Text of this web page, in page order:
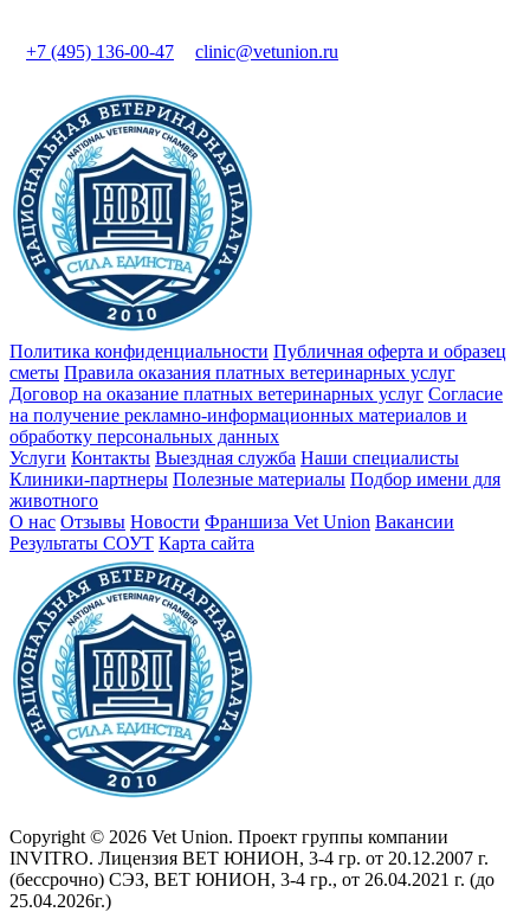
+7 (495) 136-00-47 clinic@vetunion.ru
Политика конфиденциальности Публичная оферта и образец
сметы Правила оказания платных ветеринарных услуг
Договор на оказание платных ветеринарных услуг Cогласие
на получение рекламно-информационных материалов и
обработку персональных данных
Услуги Контакты Выездная служба Наши специалисты
Клиники-партнеры Полезные материалы Подбор имени для
животного
О нас Отзывы Новости Франшиза Vet Union Вакансии
Результаты СОУТ Карта сайта
Copyright © 2026 Vet Union. Проект группы компании
INVITRO. Лицензия ВЕТ ЮНИОН, 3-4 гр. от 20.12.2007 г.
(бессрочно) СЭЗ, ВЕТ ЮНИОН, 3-4 гр., от 26.04.2021 г. (до
25.04.2026г.)